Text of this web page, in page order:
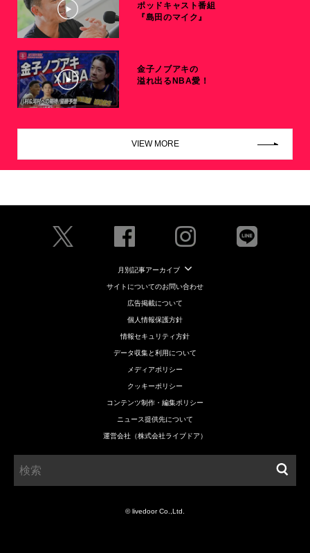
ポッドキャスト番組
『島田のマイク』
金子ノブアキの
溢れ出るNBA愛！
VIEW MORE
月別記事アーカイブ
サイトについてのお問い合わせ
広告掲載について
個人情報保護方針
情報セキュリティ方針
データ収集と利用について
メディアポリシー
クッキーポリシー
コンテンツ制作・編集ポリシー
ニュース提供先について
運営会社（株式会社ライブドア）
© livedoor Co.,Ltd.